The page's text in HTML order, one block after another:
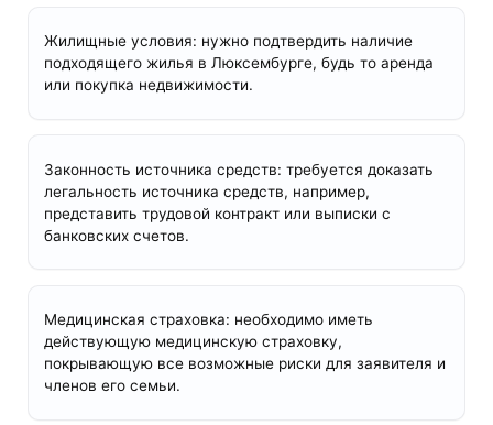
Жилищные условия: нужно подтвердить наличие
подходящего жилья в Люксембурге, будь то аренда
или покупка недвижимости.
Законность источника средств: требуется доказать
легальность источника средств, например,
представить трудовой контракт или выписки с
банковских счетов.
Медицинская страховка: необходимо иметь
действующую медицинскую страховку,
покрывающую все возможные риски для заявителя и
членов его семьи.